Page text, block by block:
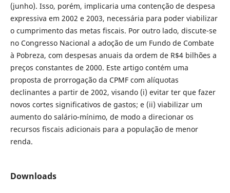
(junho). Isso, porém, implicaria uma contenção de despesa
expressiva em 2002 e 2003, necessária para poder viabilizar
o cumprimento das metas fiscais. Por outro lado, discute-se
no Congresso Nacional a adoção de um Fundo de Combate
à Pobreza, com despesas anuais da ordem de R$4 bilhões a
preços constantes de 2000. Este artigo contém uma
proposta de prorrogação da CPMF com alíquotas
declinantes a partir de 2002, visando (i) evitar ter que fazer
novos cortes significativos de gastos; e (ii) viabilizar um
aumento do salário-mínimo, de modo a direcionar os
recursos fiscais adicionais para a população de menor
renda.
Downloads